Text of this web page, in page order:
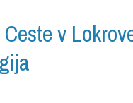
v